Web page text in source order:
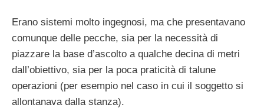
Erano sistemi molto ingegnosi, ma che presentavano
comunque delle pecche, sia per la necessità di
piazzare la base d’ascolto a qualche decina di metri
dall’obiettivo, sia per la poca praticità di talune
operazioni (per esempio nel caso in cui il soggetto si
allontanava dalla stanza).